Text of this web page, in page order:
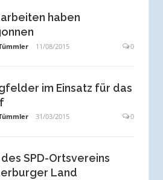
haben
11/08/2015 0
im Einsatz für das
31/03/2015 0
des SPD-Ortsvereins
Land